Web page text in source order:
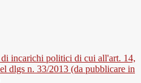
incarichi politici di cui all'art. 14,
dlgs n. 33/2013 (da pubblicare in